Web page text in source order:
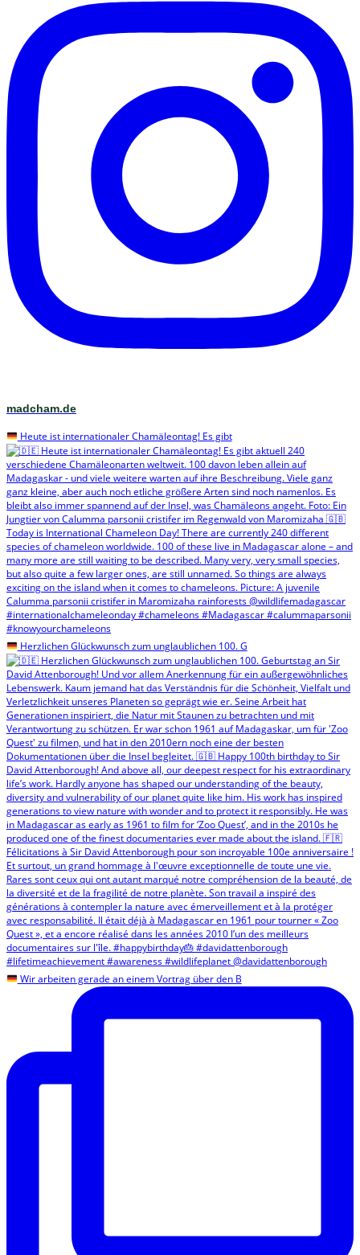
madcham.de
Heute ist internationaler Chamäleontag! Es gibt
Herzlichen Glückwunsch zum unglaublichen 100. G
Wir arbeiten gerade an einem Vortrag über den B